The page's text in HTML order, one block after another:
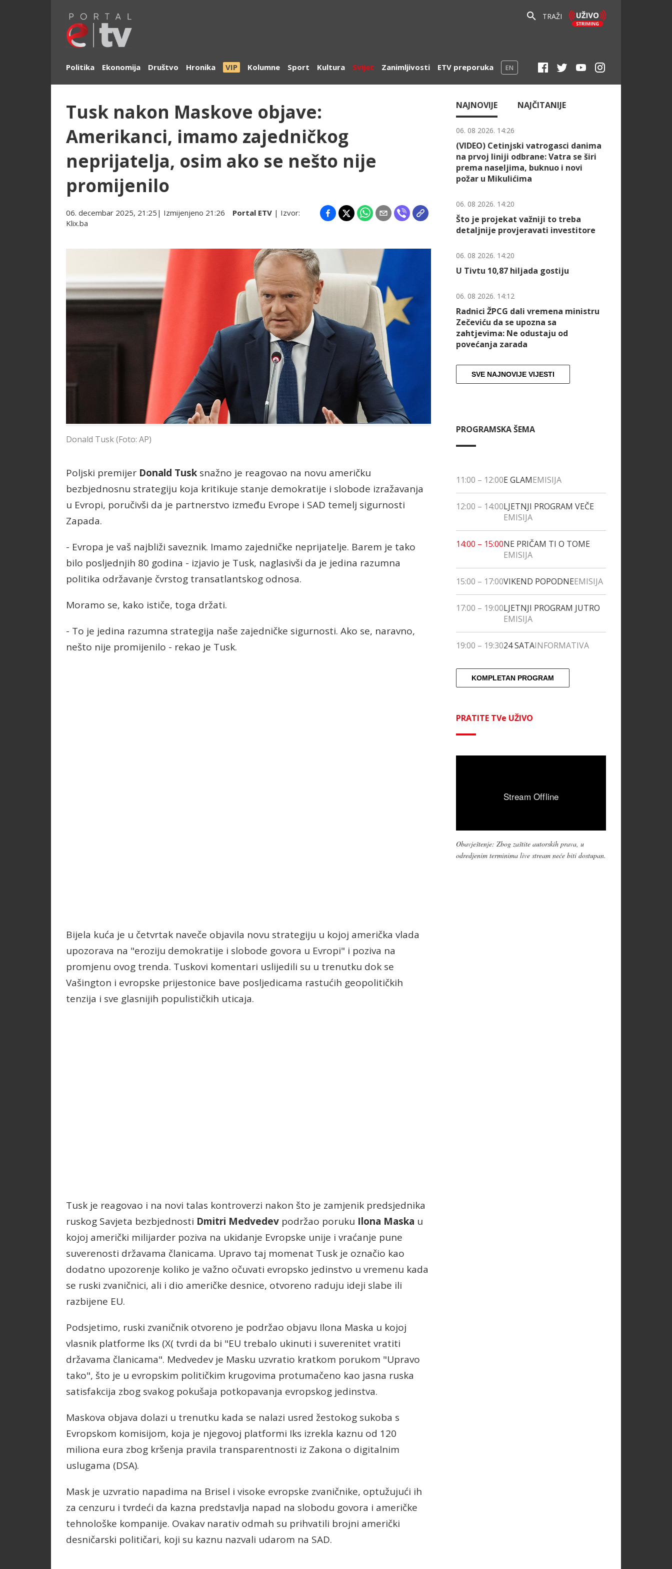
TRAŽI
Politika Ekonomija Društvo Hronika VIP Kolumne Sport Kultura Svijet Zanimljivosti ETV preporuka EN
Tusk nakon Maskove objave:
Amerikanci, imamo zajedničkog
neprijatelja, osim ako se nešto nije
promijenilo
06. decembar 2025, 21:25 | Izmijenjeno 21:26 Portal ETV | Izvor:
Klix.ba
Donald Tusk (Foto: AP)
Poljski premijer Donald Tusk snažno je reagovao na novu američku
bezbjednosnu strategiju koja kritikuje stanje demokratije i slobode izražavanja
u Evropi, poručivši da je partnerstvo između Evrope i SAD temelj sigurnosti
Zapada.
- Evropa je vaš najbliži saveznik. Imamo zajedničke neprijatelje. Barem je tako
bilo posljednjih 80 godina - izjavio je Tusk, naglasivši da je jedina razumna
politika održavanje čvrstog transatlantskog odnosa.
Moramo se, kako ističe, toga držati.
- To je jedina razumna strategija naše zajedničke sigurnosti. Ako se, naravno,
nešto nije promijenilo - rekao je Tusk.
Bijela kuća je u četvrtak naveče objavila novu strategiju u kojoj američka vlada
upozorava na "eroziju demokratije i slobode govora u Evropi" i poziva na
promjenu ovog trenda. Tuskovi komentari uslijedili su u trenutku dok se
Vašington i evropske prijestonice bave posljedicama rastućih geopolitičkih
tenzija i sve glasnijih populističkih uticaja.
Tusk je reagovao i na novi talas kontroverzi nakon što je zamjenik predsjednika
ruskog Savjeta bezbjednosti Dmitri Medvedev podržao poruku Ilona Maska u
kojoj američki milijarder poziva na ukidanje Evropske unije i vraćanje pune
suverenosti državama članicama. Upravo taj momenat Tusk je označio kao
dodatno upozorenje koliko je važno očuvati evropsko jedinstvo u vremenu kada
se ruski zvaničnici, ali i dio američke desnice, otvoreno raduju ideji slabe ili
razbijene EU.
Podsjetimo, ruski zvaničnik otvoreno je podržao objavu Ilona Maska u kojoj
vlasnik platforme Iks (X( tvrdi da bi "EU trebalo ukinuti i suverenitet vratiti
državama članicama". Medvedev je Masku uzvratio kratkom porukom "Upravo
tako", što je u evropskim političkim krugovima protumačeno kao jasna ruska
satisfakcija zbog svakog pokušaja potkopavanja evropskog jedinstva.
Maskova objava dolazi u trenutku kada se nalazi usred žestokog sukoba s
Evropskom komisijom, koja je njegovoj platformi Iks izrekla kaznu od 120
miliona eura zbog kršenja pravila transparentnosti iz Zakona o digitalnim
uslugama (DSA).
Mask je uzvratio napadima na Brisel i visoke evropske zvaničnike, optužujući ih
za cenzuru i tvrdeći da kazna predstavlja napad na slobodu govora i američke
tehnološke kompanije. Ovakav narativ odmah su prihvatili brojni američki
desničarski političari, koji su kaznu nazvali udarom na SAD.
NAJNOVIJE NAJČITANIJE
06. 08 2026. 14:26
(VIDEO) Cetinjski vatrogasci danima
na prvoj liniji odbrane: Vatra se širi
prema naseljima, buknuo i novi
požar u Mikulićima
06. 08 2026. 14:20
Što je projekat važniji to treba
detaljnije provjeravati investitore
06. 08 2026. 14:20
U Tivtu 10,87 hiljada gostiju
06. 08 2026. 14:12
Radnici ŽPCG dali vremena ministru
Zečeviću da se upozna sa
zahtjevima: Ne odustaju od
povećanja zarada
SVE NAJNOVIJE VIJESTI
PROGRAMSKA ŠEMA
11:00 – 12:00E GLAMEMISIJA
12:00 – 14:00LJETNJI PROGRAM VEČE
EMISIJA
14:00 – 15:00NE PRIČAM TI O TOME
EMISIJA
15:00 – 17:00VIKEND POPODNEEMISIJA
17:00 – 19:00LJETNJI PROGRAM JUTRO
EMISIJA
19:00 – 19:3024 SATAINFORMATIVA
KOMPLETAN PROGRAM
PRATITE TVe UŽIVO
Obavještenje: Zbog zaštite autorskih prava, u
odredjenim terminima live stream neće biti dostupan.